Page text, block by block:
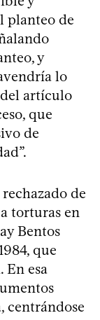
planteo de
y
lo
artículo
que
de
de
torturas en
Bentos
que
En esa
centrándose